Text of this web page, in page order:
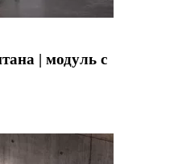
| модуль с